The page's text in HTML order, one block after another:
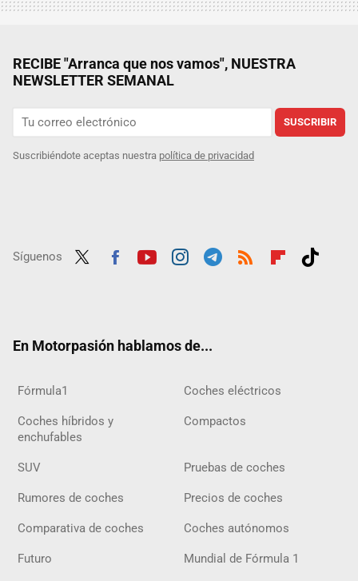
RECIBE "Arranca que nos vamos", NUESTRA
NEWSLETTER SEMANAL
SUSCRIBIR
Suscribiéndote aceptas nuestra política de privacidad
Síguenos
En Motorpasión hablamos de...
Fórmula1 Coches eléctricos
Coches híbridos y
enchufables
Compactos
SUV Pruebas de coches
Rumores de coches Precios de coches
Comparativa de coches Coches autónomos
Futuro Mundial de Fórmula 1